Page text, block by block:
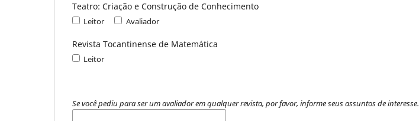
Teatro: Criação e Construção de Conhecimento
Leitor Avaliador
Revista Tocantinense de Matemática
Leitor
Se você pediu para ser um avaliador em qualquer revista, por favor, informe seus assuntos de interesse.